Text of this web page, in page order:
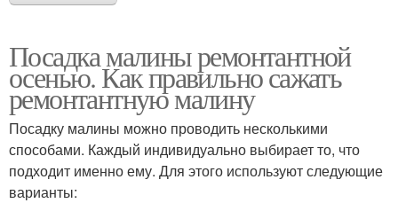
Посадка малины ремонтантной
осенью. Как правильно сажать
ремонтантную малину
Посадку малины можно проводить несколькими
способами. Каждый индивидуально выбирает то, что
подходит именно ему. Для этого используют следующие
варианты: